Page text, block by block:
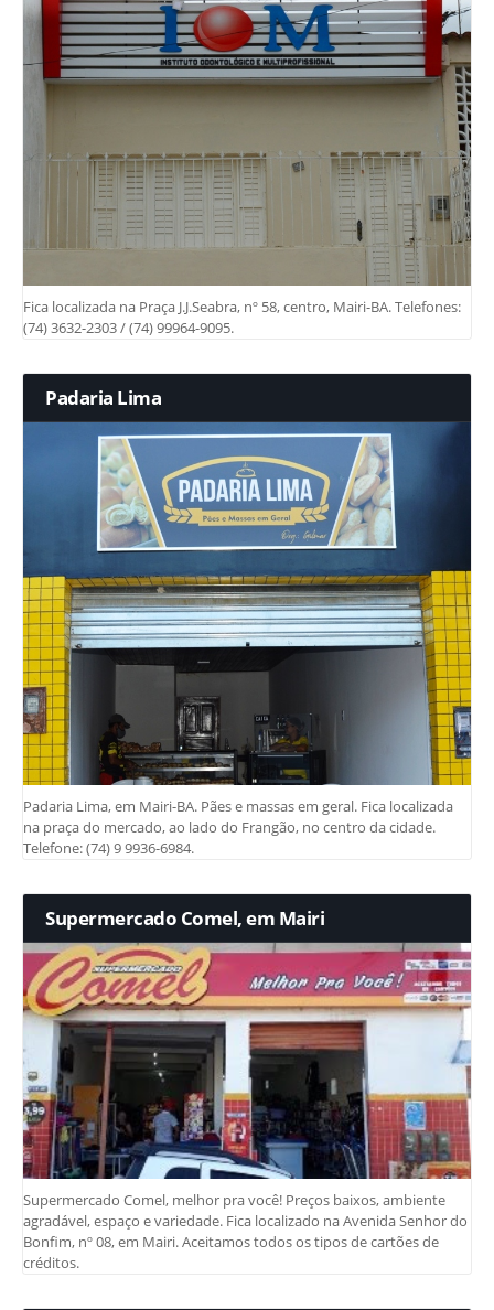
Fica localizada na Praça J.J.Seabra, nº 58, centro, Mairi-BA. Telefones:
(74) 3632-2303 / (74) 99964-9095.
Padaria Lima
Padaria Lima, em Mairi-BA. Pães e massas em geral. Fica localizada
na praça do mercado, ao lado do Frangão, no centro da cidade.
Telefone: (74) 9 9936-6984.
Supermercado Comel, em Mairi
Supermercado Comel, melhor pra você! Preços baixos, ambiente
agradável, espaço e variedade. Fica localizado na Avenida Senhor do
Bonfim, nº 08, em Mairi. Aceitamos todos os tipos de cartões de
créditos.